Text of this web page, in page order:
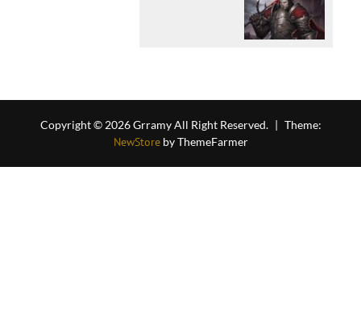
Copyright © 2026 Grramy All Right Reserved. | Theme:
NewStoreby ThemeFarmer